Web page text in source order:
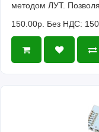
методом ЛУТ.
150.00р. Без НДС: